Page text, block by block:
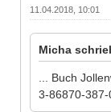
11.04.2018, 10:01
Micha
... Buch
3-86870-387-